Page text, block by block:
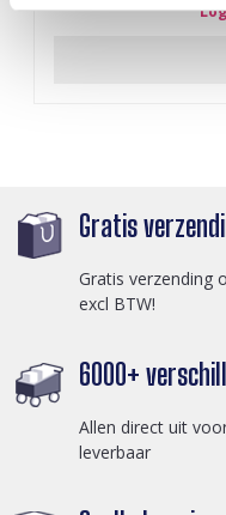
Gratis
Gratis verzending
excl BTW!
6000+
Allen direct uit
leverbaar